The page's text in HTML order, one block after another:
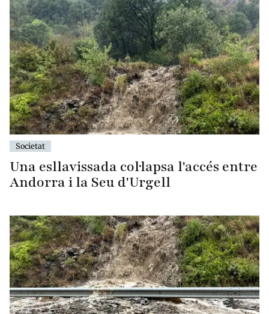
Societat
Una esllavissada col·lapsa l'accés entre
Andorra i la Seu d'Urgell